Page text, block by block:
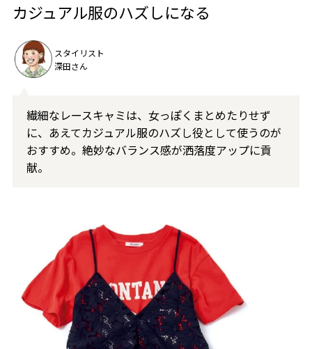
カジュアル服のハズしになる
スタイリスト
深田さん
繊細なレースキャミは、女っぽくまとめたりせず
に、あえてカジュアル服のハズし役として使うのが
おすすめ。絶妙なバランス感が洒落度アップに貢
献。